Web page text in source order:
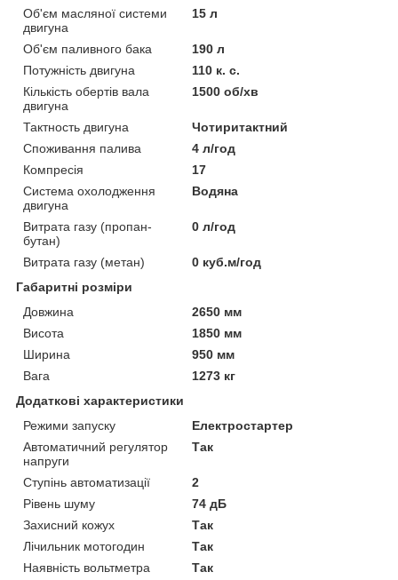
Об'єм масляної системи
двигуна
15 л
Об'єм паливного бака
190 л
Потужність двигуна
110 к. с.
Кількість обертів вала
двигуна
1500 об/хв
Тактность двигуна
Чотиритактний
Споживання палива
4 л/год
Компресія
17
Система охолодження
двигуна
Водяна
Витрата газу (пропан-
бутан)
0 л/год
Витрата газу (метан)
0 куб.м/год
Габаритні розміри
Довжина
2650 мм
Висота
1850 мм
Ширина
950 мм
Вага
1273 кг
Додаткові характеристики
Режими запуску
Електростартер
Автоматичний регулятор
напруги
Так
Ступінь автоматизації
2
Рівень шуму
74 дБ
Захисний кожух
Так
Лічильник мотогодин
Так
Наявність вольтметра
Так